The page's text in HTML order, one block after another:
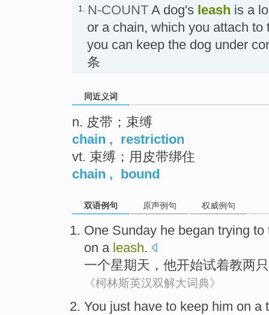
1. N-COUNT A dog's leash is a
or a chain, which you attach to
you can keep the dog under
条
同近义词
n. 皮带；束缚
chain , restriction
vt. 束缚；用皮带绑住
chain , bound
双语例句 原声例句 权威例句
One Sunday he began trying to
on a leash.
一个星期天 ， 他开始试着教两
《柯林斯英汉双解大词典》
You just have to keep him on a